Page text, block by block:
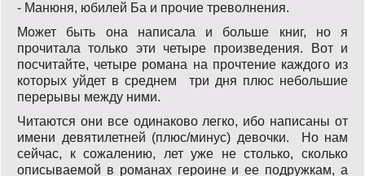
- Манюня, юбилей Ба и прочие треволнения.
Может быть она написала и больше книг, но я
прочитала только эти четыре произведения. Вот и
посчитайте, четыре романа на прочтение каждого из
которых уйдет в среднем три дня плюс небольшие
перерывы между ними.
Читаются они все одинаково легко, ибо написаны от
имени девятилетней (плюс/минус) девочки. Но нам
сейчас, к сожалению, лет уже не столько, сколько
описываемой в романах героине и ее подружкам, а